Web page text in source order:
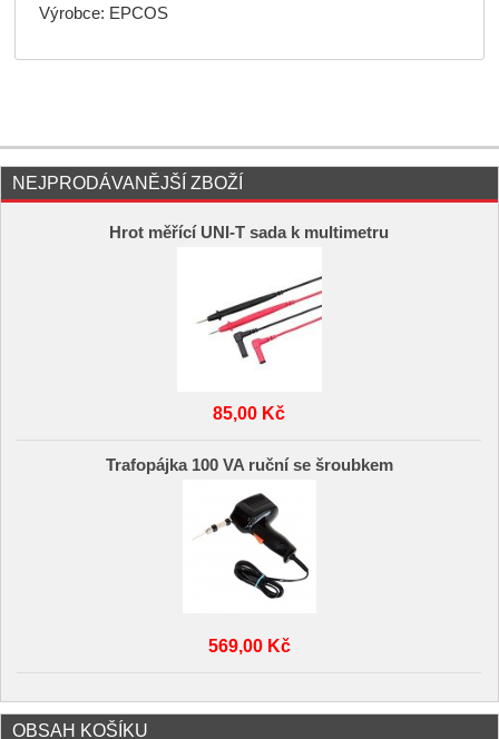
Výrobce: EPCOS
NEJPRODÁVANĚJŠÍ ZBOŽÍ
Hrot měřící UNI-T sada k multimetru
85,00 Kč
Trafopájka 100 VA ruční se šroubkem
569,00 Kč
OBSAH KOŠÍKU